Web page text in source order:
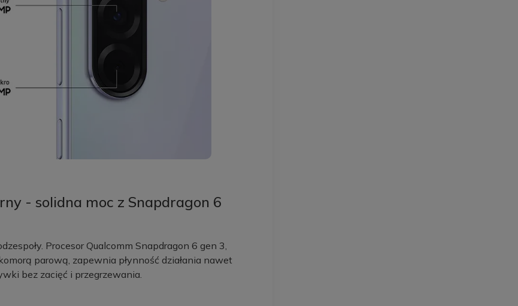
- solidna moc z Snapdragon 6
Procesor Qualcomm Snapdragon 6 gen 3,
parową, zapewnia płynność działania nawet
bez zacięć i przegrzewania.